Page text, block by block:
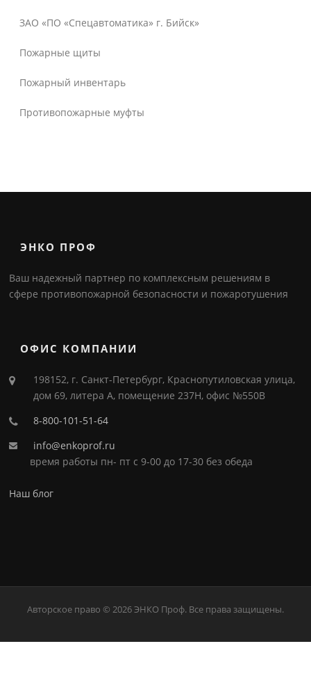
ЗАО «ПО «Спецавтоматика» г. Бийск»
Пожарные щиты
Пожарный инвентарь
Противопожарные муфты
ЭНКО ПРОФ
Ваш надежный партнер по комплексным решениям в
сфере противопожарной безопасности и пожаротушения
ОФИС КОМПАНИИ
198152, г. Санкт-Петербург, Краснопутиловская улица,
дом 69, литера А, помещение 237Н, офис №550В
8-800-101-51-64
info@enkoprof.ru
время работы пн- пт с 9-00 до 17-30 без обеда
Наш блог
Авторское право © 2026 ЭНКО Проф. Все права защищены.